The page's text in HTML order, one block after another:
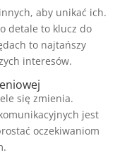
aby unikać ich.
detale to klucz do
to najtańszy
interesów.
się zmienia.
jest
oczekiwaniom